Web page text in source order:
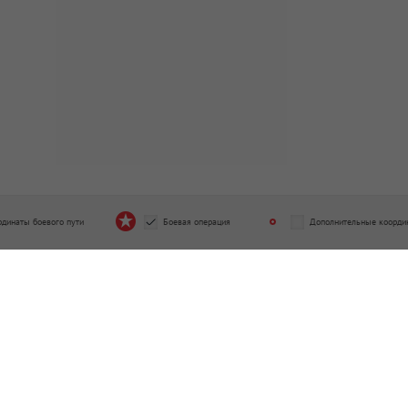
боевого пути Боевая операция Дополнительные